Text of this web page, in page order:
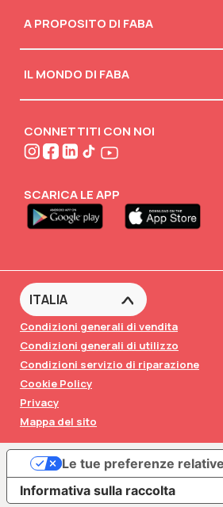
A PROPOSITO DI FABA
La nostra mission
Faba in classe
IL MONDO DI FABA
Attività creative
FABA•BLOG
CONNETTITI CON NOI
SCARICA LE APP
Condizioni generali di vendita
Condizioni generali di utilizzo
Condizioni servizio di riparazione
Cookie Policy
Privacy
Mappa del sito
Informativa sulla raccolta
Le tue preferenze